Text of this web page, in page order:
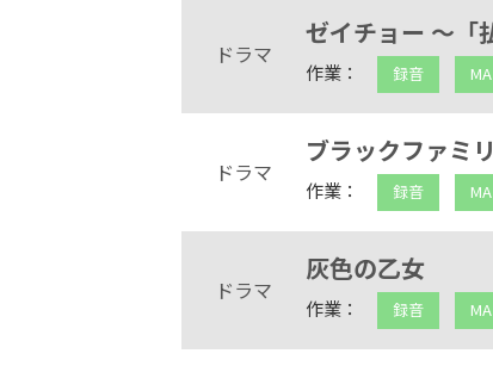
ドラマ
ゼイチョー ～「
作業： 録音 MA
ドラマ
ブラックファミ
作業： 録音 MA
ドラマ
灰色の乙女
作業： 録音 MA